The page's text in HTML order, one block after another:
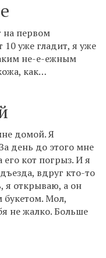
на первом
уже гладит, я уже
не-е-ежным
как…
домой. Я
день до этого мне
кот погрыз. И я
вдруг кто-то
я открываю, а он
Мол,
не жалко. Больше